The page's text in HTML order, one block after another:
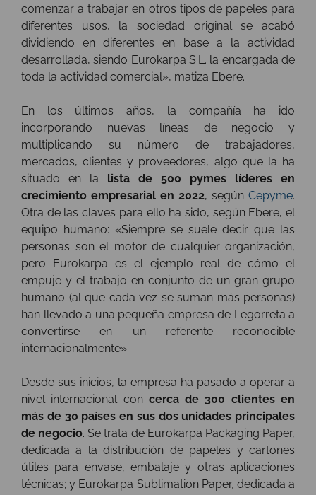
comenzar a trabajar en otros tipos de papeles para
diferentes usos, la sociedad original se acabó
dividiendo en diferentes en base a la actividad
desarrollada, siendo Eurokarpa S.L. la encargada de
toda la actividad comercial», matiza Ebere.
En los últimos años, la compañía ha ido
incorporando nuevas líneas de negocio y
multiplicando su número de trabajadores,
mercados, clientes y proveedores, algo que la ha
situado en la lista de 500 pymes líderes en
crecimiento empresarial en 2022, según Cepyme.
Otra de las claves para ello ha sido, según Ebere, el
equipo humano: «Siempre se suele decir que las
personas son el motor de cualquier organización,
pero Eurokarpa es el ejemplo real de cómo el
empuje y el trabajo en conjunto de un gran grupo
humano (al que cada vez se suman más personas)
han llevado a una pequeña empresa de Legorreta a
convertirse en un referente reconocible
internacionalmente».
Desde sus inicios, la empresa ha pasado a operar a
nivel internacional con cerca de 300 clientes en
más de 30 países en sus dos unidades principales
de negocio. Se trata de Eurokarpa Packaging Paper,
dedicada a la distribución de papeles y cartones
útiles para envase, embalaje y otras aplicaciones
técnicas; y Eurokarpa Sublimation Paper, dedicada a